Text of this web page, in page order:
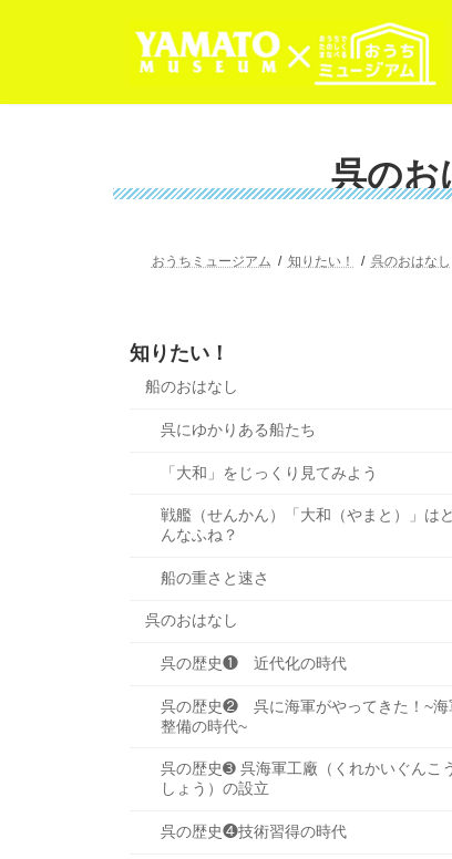
ツ
シ
呉のお
おうちミュージアム 知りたい！ 呉のおはなし
知りたい！
船のおはなし
呉にゆかりある船たち
「大和」をじっくり見てみよう
戦艦（せんかん）「大和（やまと）」は
んなふね？
船の重さと速さ
呉のおはなし
呉の歴史❶ 近代化の時代
呉の歴史❷ 呉に海軍がやってきた！~海
整備の時代~
呉の歴史➌ 呉海軍工廠（くれかいぐんこ
しょう）の設立
呉の歴史❹技術習得の時代